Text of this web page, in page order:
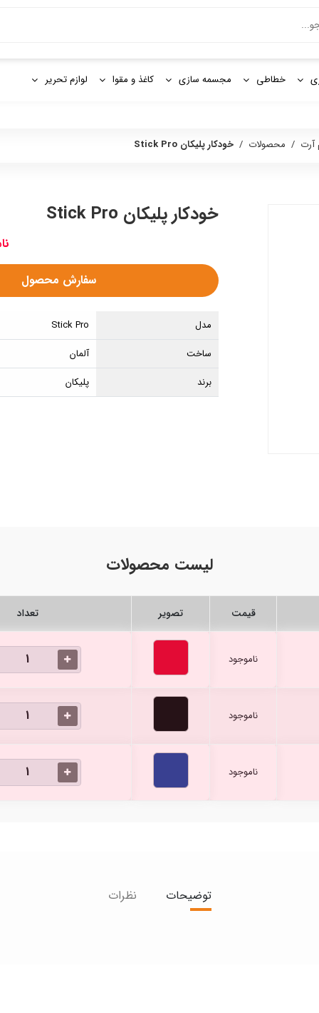
خطاطی مجسمه سازی کاغذ و مقوا لوازم تحریر
آرت / محصولات / خودکار پلیکان Stick Pro
خودکار پلیکان Stick Pro
سفارش محصول
مدل
Stick Pro
ساخت
آلمان
برند
پلیکان
لیست محصولات
قیمت تصویر تعداد
ناموجود
ناموجود
ناموجود
توضیحات نظرات